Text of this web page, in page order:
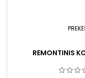
REMONTINIS